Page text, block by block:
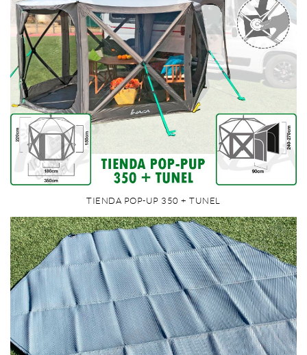
TIENDA POP-UP 350 + TUNEL